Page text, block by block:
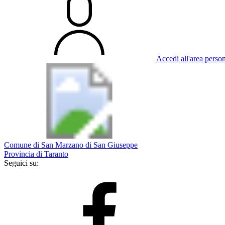
Accedi all'area
Comune di San Marzano di San Giuseppe
Provincia di Taranto
Seguici su: